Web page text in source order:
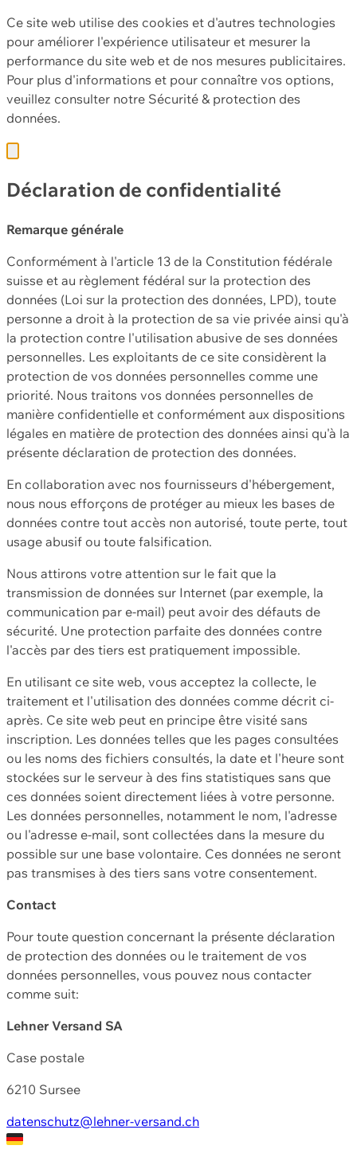
Ce site web utilise des cookies et d'autres technologies
pour améliorer l'expérience utilisateur et mesurer la
performance du site web et de nos mesures publicitaires.
Pour plus d'informations et pour connaître vos options,
veuillez consulter notre Sécurité & protection des
données.
Déclaration de confidentialité
Remarque générale
Conformément à l'article 13 de la Constitution fédérale
suisse et au règlement fédéral sur la protection des
données (Loi sur la protection des données, LPD), toute
personne a droit à la protection de sa vie privée ainsi qu'à
la protection contre l'utilisation abusive de ses données
personnelles. Les exploitants de ce site considèrent la
protection de vos données personnelles comme une
priorité. Nous traitons vos données personnelles de
manière confidentielle et conformément aux dispositions
légales en matière de protection des données ainsi qu'à la
présente déclaration de protection des données.
En collaboration avec nos fournisseurs d'hébergement,
nous nous efforçons de protéger au mieux les bases de
données contre tout accès non autorisé, toute perte, tout
usage abusif ou toute falsification.
Nous attirons votre attention sur le fait que la
transmission de données sur Internet (par exemple, la
communication par e-mail) peut avoir des défauts de
sécurité. Une protection parfaite des données contre
l'accès par des tiers est pratiquement impossible.
En utilisant ce site web, vous acceptez la collecte, le
traitement et l'utilisation des données comme décrit ci-
après. Ce site web peut en principe être visité sans
inscription. Les données telles que les pages consultées
ou les noms des fichiers consultés, la date et l'heure sont
stockées sur le serveur à des fins statistiques sans que
ces données soient directement liées à votre personne.
Les données personnelles, notamment le nom, l'adresse
ou l'adresse e-mail, sont collectées dans la mesure du
possible sur une base volontaire. Ces données ne seront
pas transmises à des tiers sans votre consentement.
Contact
Pour toute question concernant la présente déclaration
de protection des données ou le traitement de vos
données personnelles, vous pouvez nous contacter
comme suit:
Lehner Versand SA
Case postale
6210 Sursee
datenschutz@lehner-versand.ch